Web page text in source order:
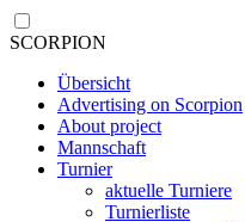
SCORPION
Übersicht
Advertising on Scorpion
About project
Mannschaft
Turnier
aktuelle Turniere
Turnierliste